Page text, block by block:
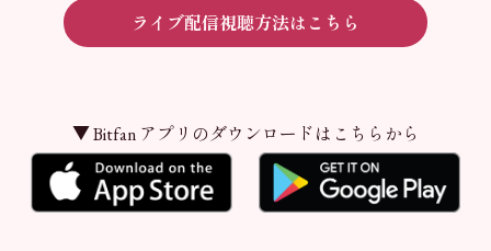
ライブ配信視聴方法はこちら
▼ Bitfan アプリのダウンロードはこちらから